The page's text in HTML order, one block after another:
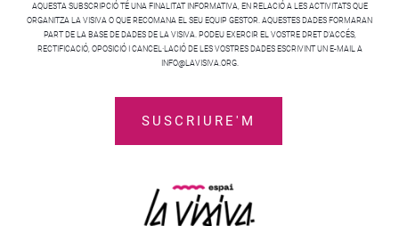
AQUESTA SUBSCRIPCIÓ TÉ UNA FINALITAT INFORMATIVA, EN RELACIÓ A LES ACTIVITATS QUE
ORGANITZA LA VISIVA O QUE RECOMANA EL SEU EQUIP GESTOR. AQUESTES DADES FORMARAN
PART DE LA BASE DE DADES DE LA VISIVA. PODEU EXERCIR EL VOSTRE DRET D’ACCÉS,
RECTIFICACIÓ, OPOSICIÓ I CANCEL·LACIÓ DE LES VOSTRES DADES ESCRIVINT UN E-MAIL A
INFO@LAVISIVA.ORG.